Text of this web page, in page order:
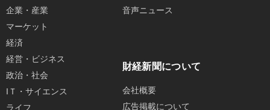
企業・産業
マーケット
経済
経営・ビジネス
政治・社会
IＴ・サイエンス
ライフ
音声ニュース
財経新聞について
会社概要
広告掲載について